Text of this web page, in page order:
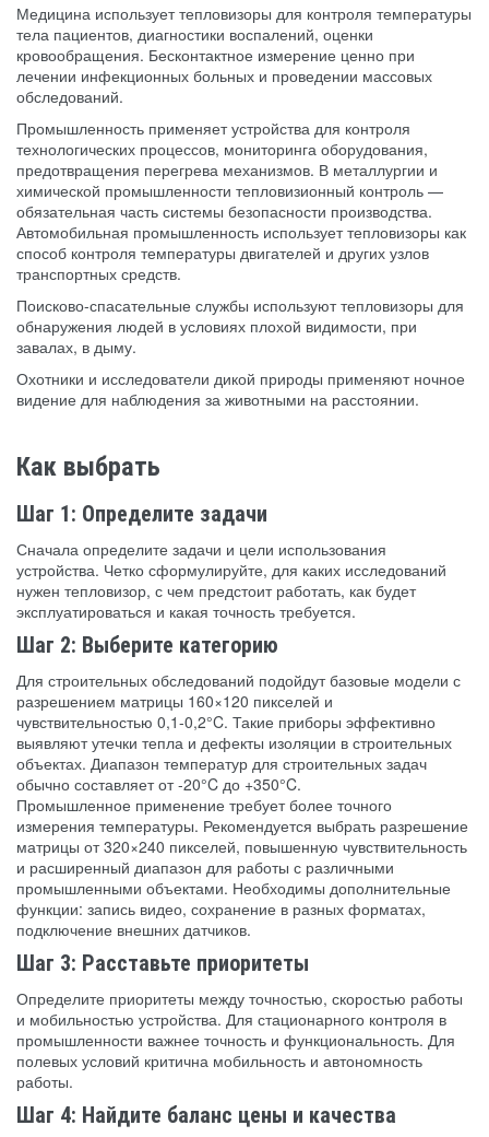
Медицина использует тепловизоры для контроля температуры
тела пациентов, диагностики воспалений, оценки
кровообращения. Бесконтактное измерение ценно при
лечении инфекционных больных и проведении массовых
обследований.
Промышленность применяет устройства для контроля
технологических процессов, мониторинга оборудования,
предотвращения перегрева механизмов. В металлургии и
химической промышленности тепловизионный контроль —
обязательная часть системы безопасности производства.
Автомобильная промышленность использует тепловизоры как
способ контроля температуры двигателей и других узлов
транспортных средств.
Поисково-спасательные службы используют тепловизоры для
обнаружения людей в условиях плохой видимости, при
завалах, в дыму.
Охотники и исследователи дикой природы применяют ночное
видение для наблюдения за животными на расстоянии.
Как выбрать
Шаг 1: Определите задачи
Сначала определите задачи и цели использования
устройства. Четко сформулируйте, для каких исследований
нужен тепловизор, с чем предстоит работать, как будет
эксплуатироваться и какая точность требуется.
Шаг 2: Выберите категорию
Для строительных обследований подойдут базовые модели с
разрешением матрицы 160×120 пикселей и
чувствительностью 0,1-0,2°C. Такие приборы эффективно
выявляют утечки тепла и дефекты изоляции в строительных
объектах. Диапазон температур для строительных задач
обычно составляет от -20°C до +350°C.
Промышленное применение требует более точного
измерения температуры. Рекомендуется выбрать разрешение
матрицы от 320×240 пикселей, повышенную чувствительность
и расширенный диапазон для работы с различными
промышленными объектами. Необходимы дополнительные
функции: запись видео, сохранение в разных форматах,
подключение внешних датчиков.
Шаг 3: Расставьте приоритеты
Определите приоритеты между точностью, скоростью работы
и мобильностью устройства. Для стационарного контроля в
промышленности важнее точность и функциональность. Для
полевых условий критична мобильность и автономность
работы.
Шаг 4: Найдите баланс цены и качества